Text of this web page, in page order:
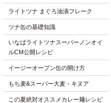
ライトツナ まぐろ油漬フレーク
ツナ缶の基礎知識
いなばライトツナスーパーノンオイ
ルCM公開レシピ
イージーオープン缶の開け方
もち麦&スーパー大麦・キヌア
この夏絶対オススメカレー麺レシピ